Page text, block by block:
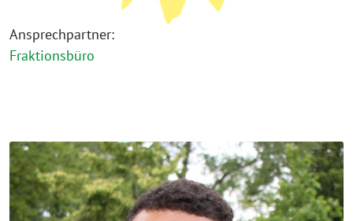
Ansprechpartner:
Fraktionsbüro